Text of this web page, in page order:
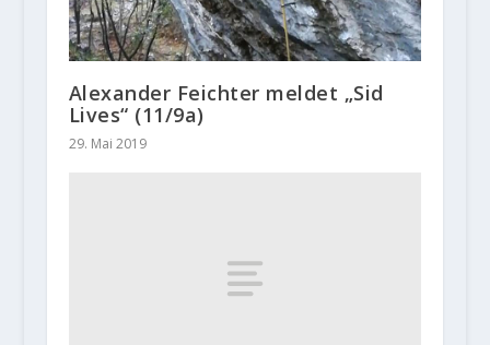
Alexander Feichter meldet „Sid
Lives“ (11/9a)
29. Mai 2019